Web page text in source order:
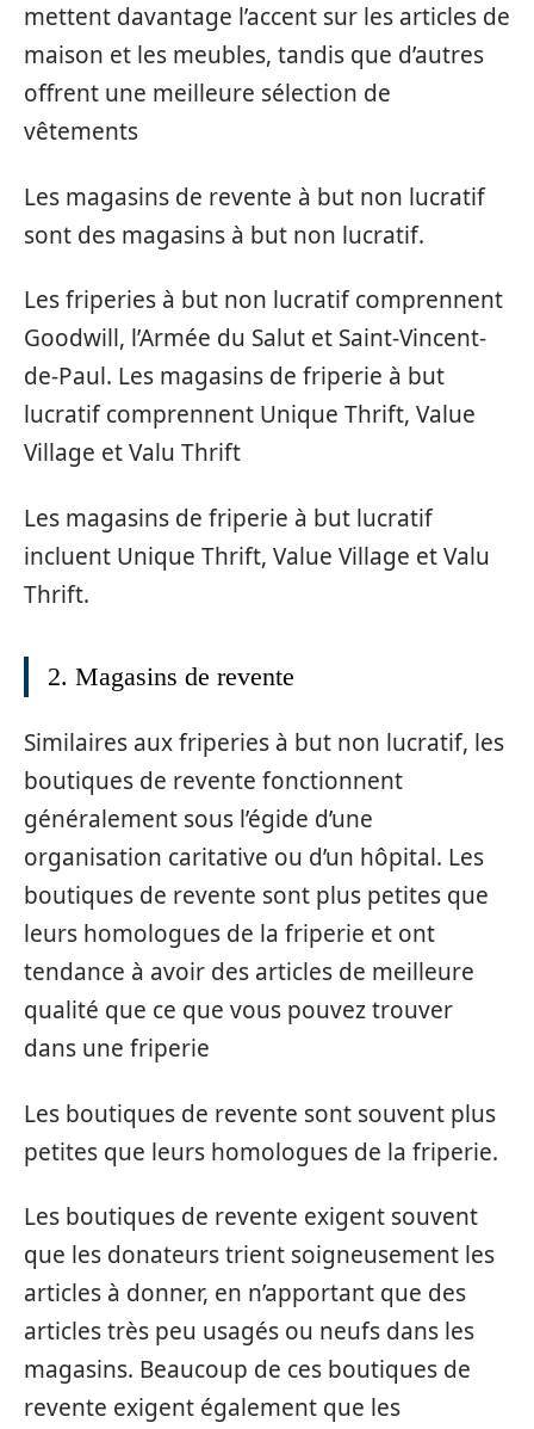
mettent davantage l’accent sur les articles de
maison et les meubles, tandis que d’autres
offrent une meilleure sélection de
vêtements
Les magasins de revente à but non lucratif
sont des magasins à but non lucratif.
Les friperies à but non lucratif comprennent
Goodwill, l’Armée du Salut et Saint-Vincent-
de-Paul. Les magasins de friperie à but
lucratif comprennent Unique Thrift, Value
Village et Valu Thrift
Les magasins de friperie à but lucratif
incluent Unique Thrift, Value Village et Valu
Thrift.
2. Magasins de revente
Similaires aux friperies à but non lucratif, les
boutiques de revente fonctionnent
généralement sous l’égide d’une
organisation caritative ou d’un hôpital. Les
boutiques de revente sont plus petites que
leurs homologues de la friperie et ont
tendance à avoir des articles de meilleure
qualité que ce que vous pouvez trouver
dans une friperie
Les boutiques de revente sont souvent plus
petites que leurs homologues de la friperie.
Les boutiques de revente exigent souvent
que les donateurs trient soigneusement les
articles à donner, en n’apportant que des
articles très peu usagés ou neufs dans les
magasins. Beaucoup de ces boutiques de
revente exigent également que les